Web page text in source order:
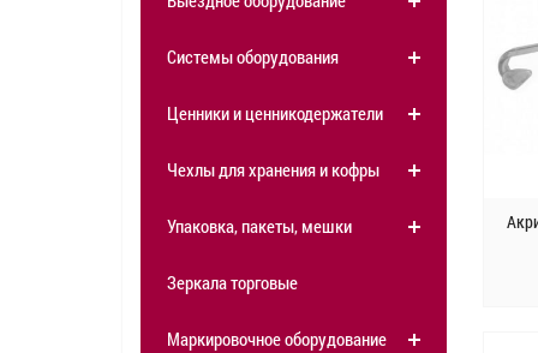
Системы оборудования
Ценники и ценникодержатели
Чехлы для хранения и кофры
Упаковка, пакеты, мешки
Зеркала торговые
Маркировочное оборудование